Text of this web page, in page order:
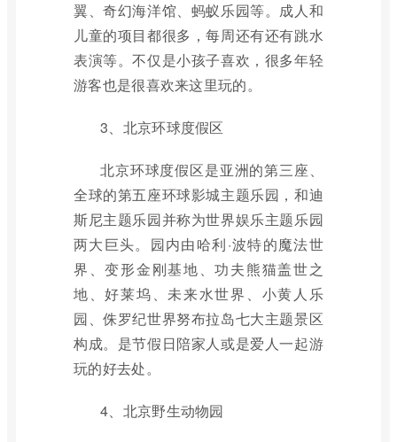
翼、奇幻海洋馆、蚂蚁乐园等。成人和
儿童的项目都很多，每周还有还有跳水
表演等。不仅是小孩子喜欢，很多年轻
游客也是很喜欢来这里玩的。
3、北京环球度假区
北京环球度假区是亚洲的第三座、
全球的第五座环球影城主题乐园，和迪
斯尼主题乐园并称为世界娱乐主题乐园
两大巨头。园内由哈利·波特的魔法世
界、变形金刚基地、功夫熊猫盖世之
地、好莱坞、未来水世界、小黄人乐
园、侏罗纪世界努布拉岛七大主题景区
构成。是节假日陪家人或是爱人一起游
玩的好去处。
4、北京野生动物园